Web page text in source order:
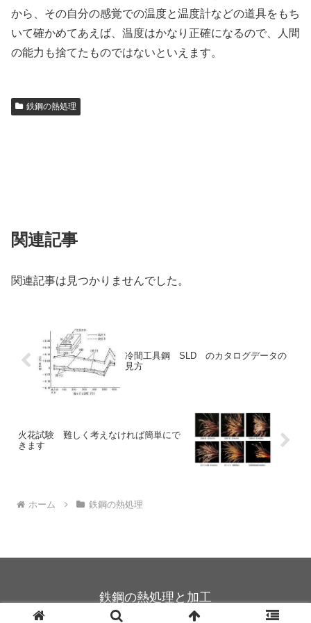
から、その自分の感覚での温度と温度計などの道具をもち
いて確かめてあえば、温度はかなり正確になるので、人間
の能力も捨てたものではないといえます。
鉄鋼の熱処理
関連記事
関連記事は見つかりませんでした。
冷間工具鋼 SLD のカタログデータの
見方
火花試験 難しく考えなければ簡単にで
きます
ホーム 鉄鋼の熱処理
鉄鋼の熱処理と加工
© 2025 鉄鋼の熱処理と加工.